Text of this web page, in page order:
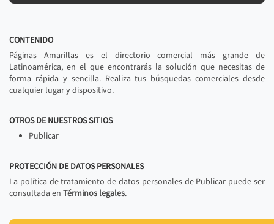
CONTENIDO
Páginas Amarillas es el directorio comercial más grande de
Latinoamérica, en el que encontrarás la solución que necesitas de
forma rápida y sencilla. Realiza tus búsquedas comerciales desde
cualquier lugar y dispositivo.
OTROS DE NUESTROS SITIOS
Publicar
PROTECCIÓN DE DATOS PERSONALES
La política de tratamiento de datos personales de Publicar puede ser
consultada en Términos legales.